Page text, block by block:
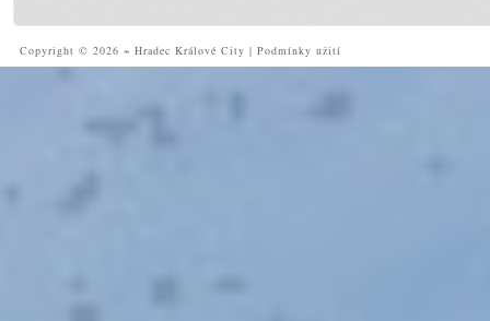
Copyright © 2026 ~ Hradec Králové City | Podmínky užití